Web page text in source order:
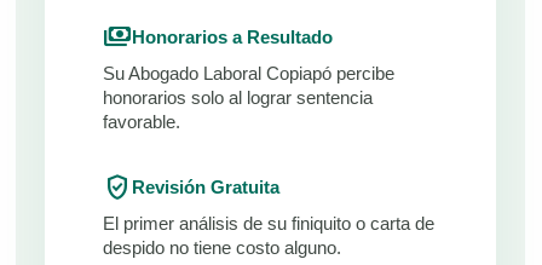
paymentsHonorarios a Resultado
Su Abogado Laboral Copiapó percibe
honorarios solo al lograr sentencia
favorable.
verified_user Revisión Gratuita
El primer análisis de su finiquito o carta de
despido no tiene costo alguno.